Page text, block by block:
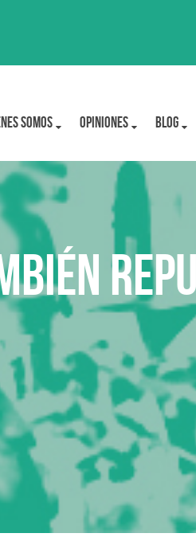
Somos OPINIONES BLOG